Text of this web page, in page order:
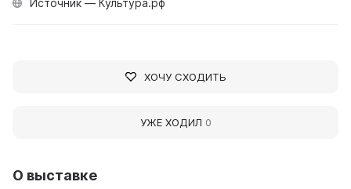
О выставке
Источник — Культура.рф
ХОЧУ СХОДИТЬ
УЖЕ ХОДИЛ 0